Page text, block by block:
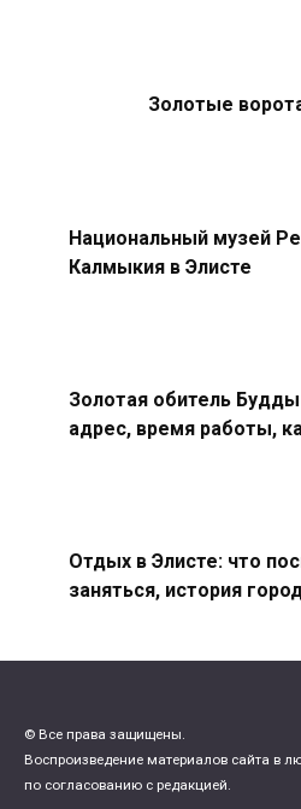
Золотые
Национальный музей
Калмыкия в Элисте
Золотая обитель
адрес, время работы,
Отдых в Элисте: что
заняться, история
© Все права защищены.
Воспроизведение материалов сайта в
по согласованию с редакцией.